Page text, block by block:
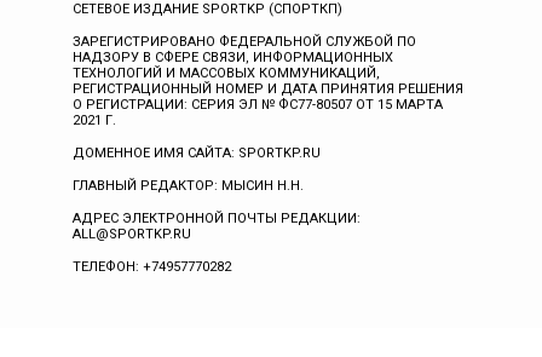
СЕТЕВОЕ ИЗДАНИЕ SPORTKP (СПОРТКП)
ЗАРЕГИСТРИРОВАНО ФЕДЕРАЛЬНОЙ СЛУЖБОЙ ПО
НАДЗОРУ В СФЕРЕ СВЯЗИ, ИНФОРМАЦИОННЫХ
ТЕХНОЛОГИЙ И МАССОВЫХ КОММУНИКАЦИЙ,
РЕГИСТРАЦИОННЫЙ НОМЕР И ДАТА ПРИНЯТИЯ РЕШЕНИЯ
О РЕГИСТРАЦИИ: СЕРИЯ ЭЛ № ФС77-80507 ОТ 15 МАРТА
2021 Г.
ДОМЕННОЕ ИМЯ САЙТА: SPORTKP.RU
ГЛАВНЫЙ РЕДАКТОР: МЫСИН Н.Н.
АДРЕС ЭЛЕКТРОННОЙ ПОЧТЫ РЕДАКЦИИ:
ALL@SPORTKP.RU
ТЕЛЕФОН: +74957770282